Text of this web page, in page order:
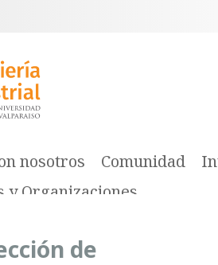
nosotros Comunidad
y Organizaciones
de